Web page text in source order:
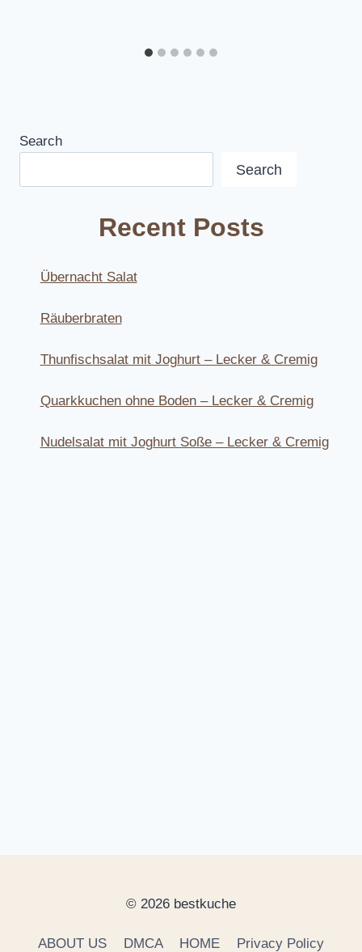
Search
Search
Recent Posts
Übernacht Salat
Räuberbraten
Thunfischsalat mit Joghurt – Lecker & Cremig
Quarkkuchen ohne Boden – Lecker & Cremig
Nudelsalat mit Joghurt Soße – Lecker & Cremig
© 2026 bestkuche
ABOUT US DMCA HOME
Privacy Policy